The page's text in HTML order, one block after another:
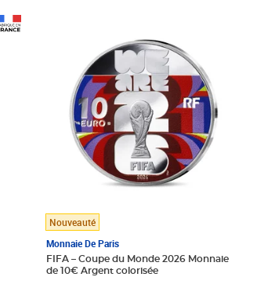
Nouveauté
Monnaie De Paris
FIFA – Coupe du Monde 2026 Monnaie
de 10€ Argent colorisée